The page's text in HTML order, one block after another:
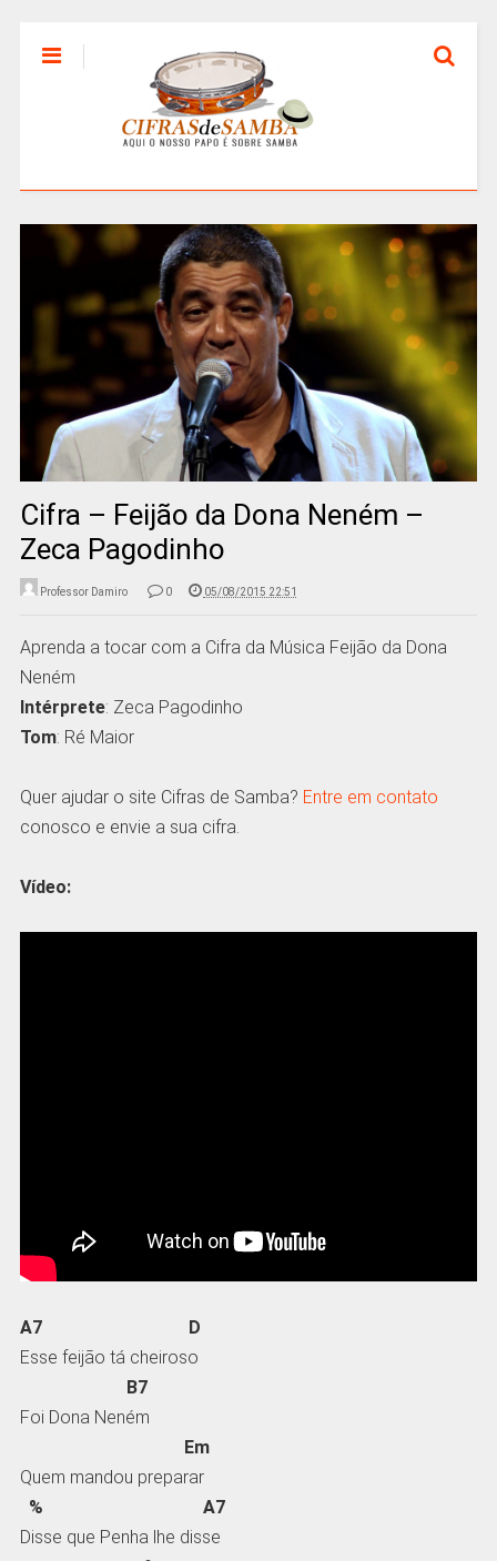
Cifra – Feijão da Dona Neném –
Zeca Pagodinho
Professor Damiro 0 05/08/2015 22:51
Aprenda a tocar com a Cifra da Música Feijão da Dona
Neném
Intérprete: Zeca Pagodinho
Tom: Ré Maior
Quer ajudar o site Cifras de Samba? Entre em contato
conosco e envie a sua cifra.
Vídeo:
A7 D
Esse feijão tá cheiroso
B7
Foi Dona Neném
Em
Quem mandou preparar
% A7
Disse que Penha lhe disse